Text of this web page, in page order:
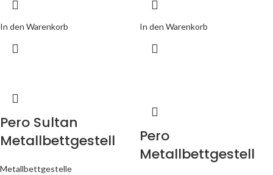
In den Warenkorb In den Warenkorb
Pero Sultan
Metallbettgestell
Metallbettgestelle
Pero
Metallbettgestell